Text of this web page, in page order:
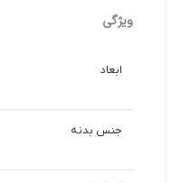
ویژگی
ابعاد
جنس بدنه